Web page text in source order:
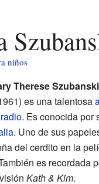
niños
Therese Szubanski
es una talentosa
radio. Es conocida por
. Uno de sus
del cerdito en la
es recordada
Kath & Kim.